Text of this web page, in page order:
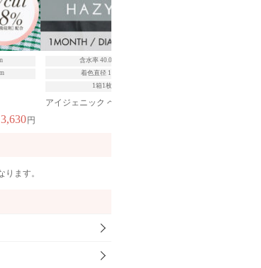
3,630 円
含水率 40.0%以下
着色直径 13.7mm
1箱1枚入
アイジェニック ヘイジーウォーター
ります。